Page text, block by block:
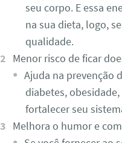
seu corpo. E essa
na sua dieta, logo,
qualidade.
Menor risco de ficar
Ajuda na prevenção
diabetes,
fortalecer seu
Melhora o humor e